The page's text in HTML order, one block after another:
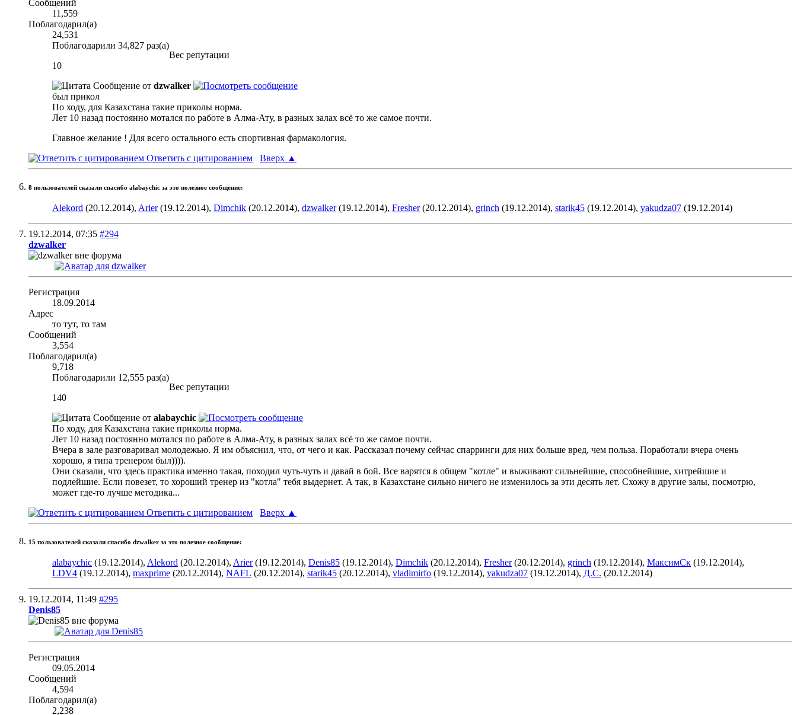
Сообщений
11,559
Поблагодарил(а)
24,531
Поблагодарили 34,827 раз(а)
Вес репутации
10
Сообщение от dzwalker
был прикол
По ходу, для Казахстана такие приколы норма.
Лет 10 назад постоянно мотался по работе в Алма-Ату, в разных залах всё то же самое почти.
Главное желание ! Для всего остального есть спортивная фармакология.
Ответить с цитированием
Вверх ▲
8 пользователей сказали cпасибо alabaychic за это полезное сообщение:
Alekord (20.12.2014), Arier(19.12.2014), Dimchik (20.12.2014), dzwalker(19.12.2014), Fresher(20.12.2014), grinch (19.12.2014), starik45 (19.12.2014), yakudza07 (19.12.2014)
19.12.2014, 07:35 #294
dzwalker
Регистрация
18.09.2014
Адрес
то тут, то там
Сообщений
3,554
Поблагодарил(а)
9,718
Поблагодарили 12,555 раз(а)
Вес репутации
140
Сообщение от alabaychic
По ходу, для Казахстана такие приколы норма.
Лет 10 назад постоянно мотался по работе в Алма-Ату, в разных залах всё то же самое почти.
Вчера в зале разговаривал молодежью. Я им объяснил, что, от чего и как. Рассказал почему сейчас спарринги для них больше вред, чем польза. Поработали вчера очень
хорошо, я типа тренером был)))).
Они сказали, что здесь практика именно такая, походил чуть-чуть и давай в бой. Все варятся в общем "котле" и выживают сильнейшие, способнейшие, хитрейшие и
подлейшие. Если повезет, то хороший тренер из "котла" тебя выдернет. А так, в Казахстане сильно ничего не изменилось за эти десять лет. Схожу в другие залы, посмотрю,
может где-то лучше методика...
Ответить с цитированием
Вверх ▲
15 пользователей сказали cпасибо dzwalker за это полезное сообщение:
alabaychic (19.12.2014), Alekord (20.12.2014), Arier(19.12.2014), Denis85 (19.12.2014), Dimchik (20.12.2014), Fresher(20.12.2014), grinch (19.12.2014), МаксимСк (19.12.2014),
LDV4 (19.12.2014), maxprime (20.12.2014), NAFL (20.12.2014), starik45 (20.12.2014), vladimirfo (19.12.2014), yakudza07 (19.12.2014), Д.С. (20.12.2014)
19.12.2014, 11:49 #295
Denis85
Регистрация
09.05.2014
Сообщений
4,594
Поблагодарил(а)
2,238